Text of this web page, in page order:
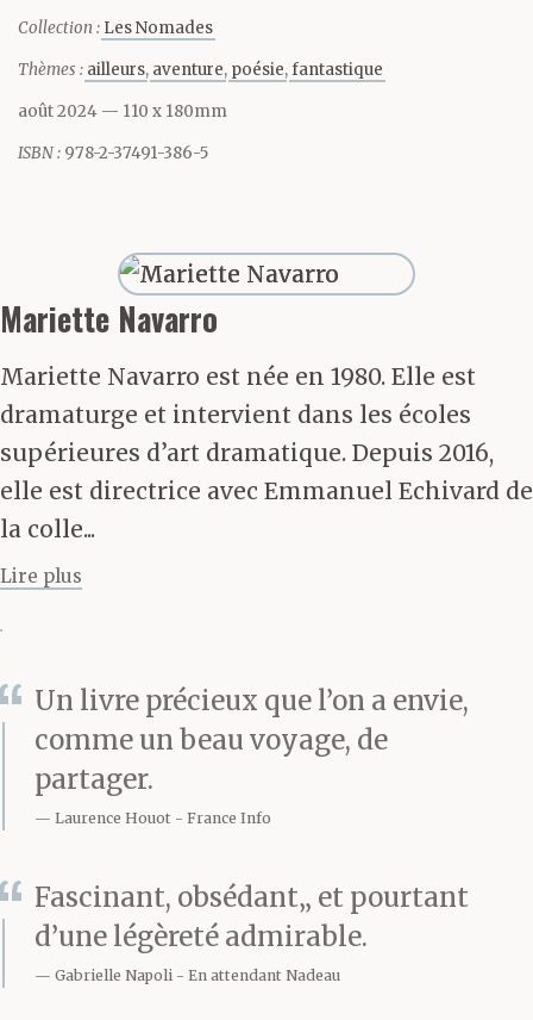
Ils espèrent
l’abstraction. Ils font de
ce rond bleu un tissu
leurs premiers pas. Ils
plissent les paupières,
maintiennent l’illusion
jusqu’à l’apparition
d’une vague, un clapotis
qui de nouveau rend
tout liquide, profond.
surface, on dirait qu’ils
prennent la mer pour
du papier, leurs bras
enfance. Ils ne se posent
pas la question de ce
Collection : Les Nomades
Thèmes : ailleurs aventure poésie fantastique
août 2024 — 110 x 180mm
ISBN : 978-2-37491-386-5
Mariette Navarro
Mariette Navarro est née en 1980. Elle est
dramaturge et intervient dans les écoles
supérieures d’art dramatique. Depuis 2016,
elle est directrice avec Emmanuel Echivard de
la colle...
Lire plus
Un livre précieux que l’on a envie,
comme un beau voyage, de
partager.
Laurence Houot France Info
Fascinant, obsédant„ et pourtant
d’une légèreté admirable.
Gabrielle Napoli En attendant Nadeau